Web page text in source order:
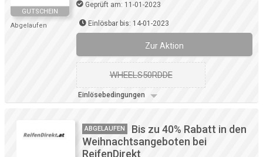
GUTSCHEIN
Abgelaufen
Geprüft am: 11-01-2023
Einlösbar bis: 14-01-2023
Zur Aktion
WHEELS50RDDE
Einlösebedingungen
ABGELAUFEN
Bis zu 40% Rabatt in den
Weihnachtsangeboten bei
ReifenDirekt